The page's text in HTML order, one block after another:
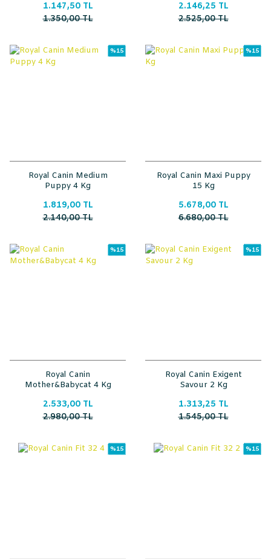
1.147,50 TL
1.350,00 TL
KG
2.146,25 TL
2.525,00 TL
%15
Royal Canin Medium
Puppy 4 Kg
1.819,00 TL
2.140,00 TL
%15
Royal Canin Maxi Puppy
15 Kg
5.678,00 TL
6.680,00 TL
%15
Royal Canin
Mother&Babycat 4 Kg
2.533,00 TL
2.980,00 TL
%15
Royal Canin Exigent
Savour 2 Kg
1.313,25 TL
1.545,00 TL
%15 %15